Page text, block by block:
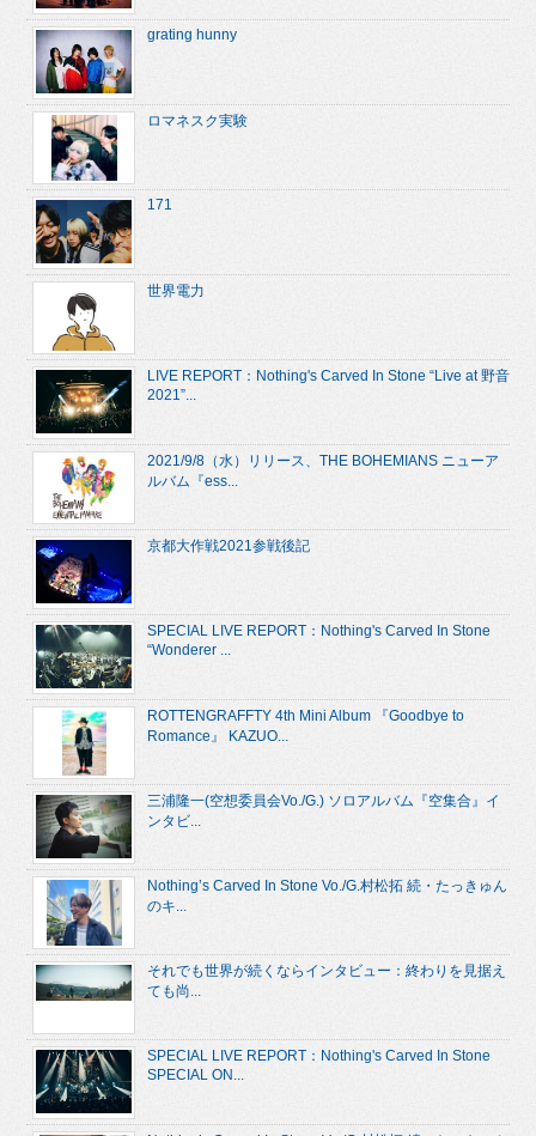
grating hunny
ロマネスク実験
171
世界電力
LIVE REPORT：Nothing's Carved In Stone “Live at 野音
2021”...
2021/9/8（水）リリース、THE BOHEMIANS ニューア
ルバム『ess...
京都大作戦2021参戦後記
SPECIAL LIVE REPORT：Nothing's Carved In Stone
“Wonderer ...
ROTTENGRAFFTY 4th Mini Album 『Goodbye to
Romance』 KAZUO...
三浦隆一(空想委員会Vo./G.) ソロアルバム『空集合』イ
ンタビ...
Nothing’s Carved In Stone Vo./G.村松拓 続・たっきゅん
のキ...
それでも世界が続くならインタビュー：終わりを見据え
ても尚...
SPECIAL LIVE REPORT：Nothing's Carved In Stone
SPECIAL ON...